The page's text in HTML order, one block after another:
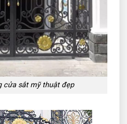
cửa sắt mỹ thuật đẹp